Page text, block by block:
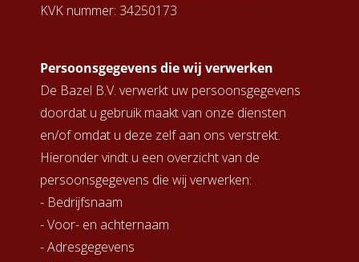
KVK nummer: 34250173
Persoonsgegevens die wij verwerken
De Bazel B.V. verwerkt uw persoonsgegevens
doordat u gebruik maakt van onze diensten
en/of omdat u deze zelf aan ons verstrekt.
Hieronder vindt u een overzicht van de
persoonsgegevens die wij verwerken:
- Bedrijfsnaam
- Voor- en achternaam
- Adresgegevens
over
op
te